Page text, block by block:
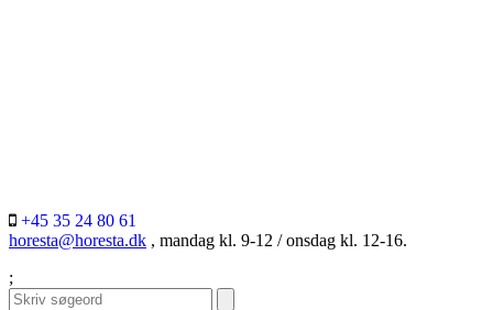
+45 35 24 80 61
horesta@horesta.dk , mandag kl. 9-12 / onsdag kl. 12-16.
;